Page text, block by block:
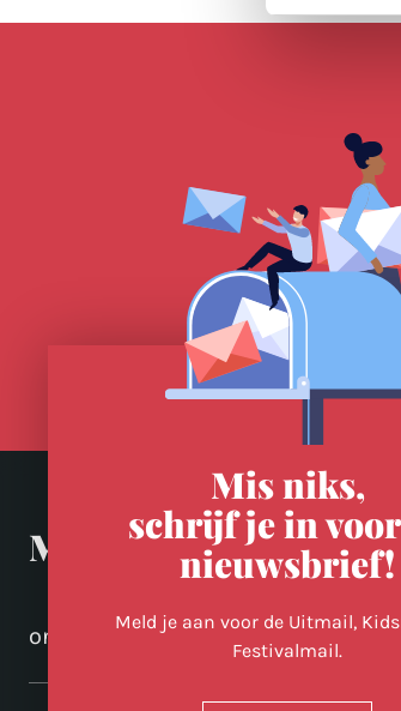
Meer in Utrecht
ontdek-utrecht.nl
Mis niks,
schrijf je in
nieuwsbrief!
Meld je aan voor de Uitmail,
Festivalmail.